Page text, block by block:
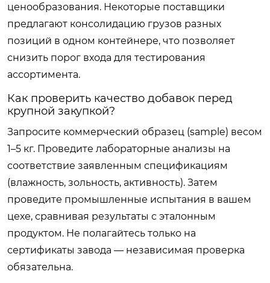
ценообразования. Некоторые поставщики
предлагают консолидацию грузов разных
позиций в одном контейнере, что позволяет
снизить порог входа для тестирования
ассортимента.
Как проверить качество добавок перед
крупной закупкой?
Запросите коммерческий образец (sample) весом
1–5 кг. Проведите лабораторные анализы на
соответствие заявленным спецификациям
(влажность, зольность, активность). Затем
проведите промышленные испытания в вашем
цехе, сравнивая результаты с эталонным
продуктом. Не полагайтесь только на
сертификаты завода — независимая проверка
обязательна.